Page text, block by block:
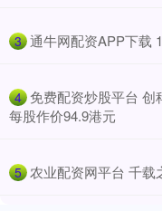
3 通牛网配资APP下载
4 免费配资炒股平台 创
每股作价94.9港元
5 农业配资网平台 千载